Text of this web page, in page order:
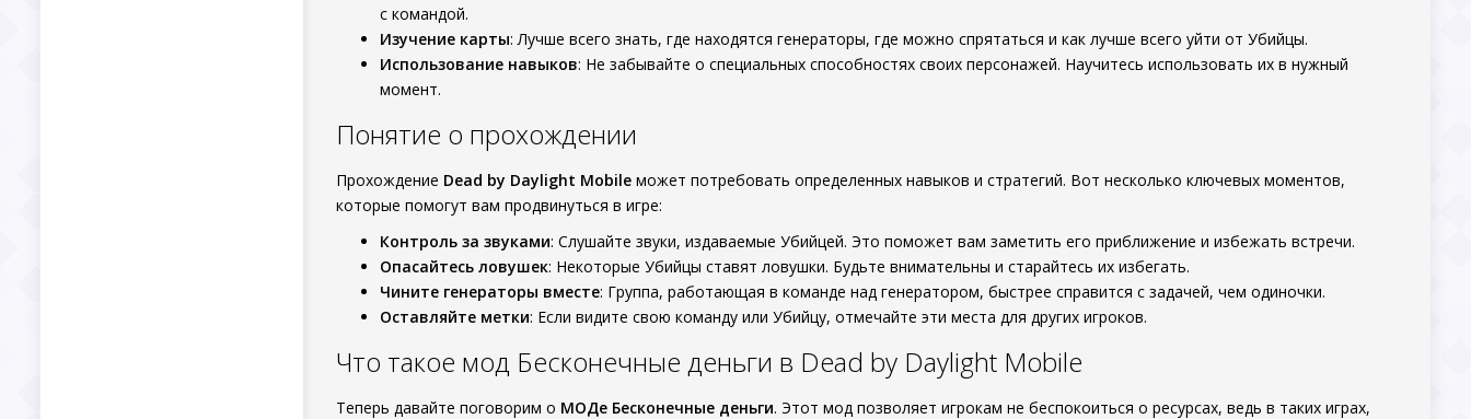
с командой.
Изучение карты: Лучше всего знать, где находятся генераторы, где можно спрятаться и как лучше всего уйти от Убийцы.
Использование навыков: Не забывайте о специальных способностях своих персонажей. Научитесь использовать их в нужный
момент.
Понятие о прохождении
Прохождение Dead by Daylight Mobile может потребовать определенных навыков и стратегий. Вот несколько ключевых моментов,
которые помогут вам продвинуться в игре:
Контроль за звуками: Слушайте звуки, издаваемые Убийцей. Это поможет вам заметить его приближение и избежать встречи.
Опасайтесь ловушек: Некоторые Убийцы ставят ловушки. Будьте внимательны и старайтесь их избегать.
Чините генераторы вместе: Группа, работающая в команде над генератором, быстрее справится с задачей, чем одиночки.
Оставляйте метки: Если видите свою команду или Убийцу, отмечайте эти места для других игроков.
Что такое мод Бесконечные деньги в Dead by Daylight Mobile
Теперь давайте поговорим о МОДе Бесконечные деньги. Этот мод позволяет игрокам не беспокоиться о ресурсах, ведь в таких играх,